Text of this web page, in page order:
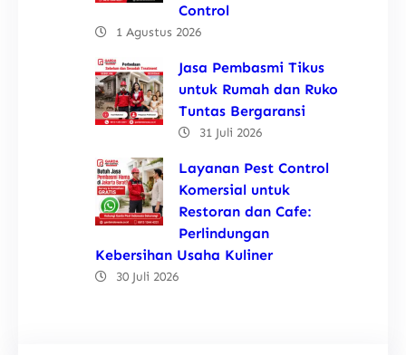
Control
1 Agustus 2026
Jasa Pembasmi Tikus
untuk Rumah dan Ruko
Tuntas Bergaransi
31 Juli 2026
Layanan Pest Control
Komersial untuk
Restoran dan Cafe:
Perlindungan
Kebersihan Usaha Kuliner
30 Juli 2026